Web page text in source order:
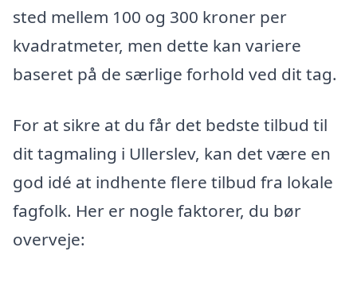
sted mellem 100 og 300 kroner per
kvadratmeter, men dette kan variere
baseret på de særlige forhold ved dit tag.
For at sikre at du får det bedste tilbud til
dit tagmaling i Ullerslev, kan det være en
god idé at indhente flere tilbud fra lokale
fagfolk. Her er nogle faktorer, du bør
overveje: